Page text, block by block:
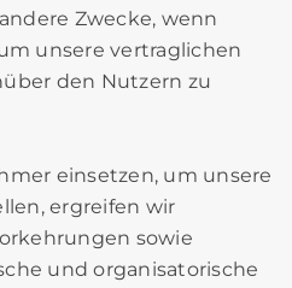
Zwecke, wenn
unsere vertraglichen
den Nutzern zu
einsetzen, um unsere
ergreifen wir
sowie
und organisatorische